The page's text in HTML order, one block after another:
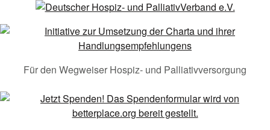
Für den Wegweiser Hospiz- und Palliativversorgung